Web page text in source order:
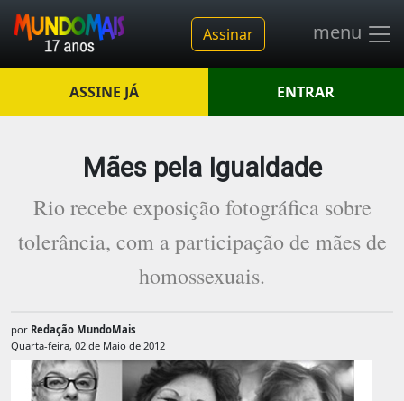
Assinar menu
ASSINE JÁ ENTRAR
Mães pela Igualdade
Rio recebe exposição fotográfica sobre
tolerância, com a participação de mães de
homossexuais.
por Redação MundoMais
Quarta-feira, 02 de Maio de 2012